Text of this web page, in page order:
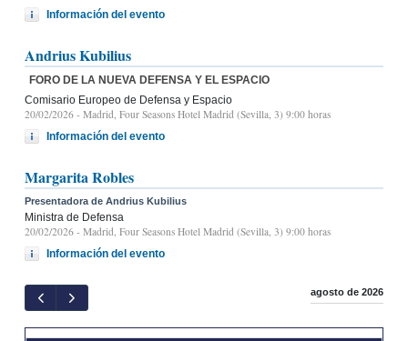
Información del evento
Andrius Kubilius
FORO DE LA NUEVA DEFENSA Y EL ESPACIO
Comisario Europeo de Defensa y Espacio
20/02/2026 - Madrid, Four Seasons Hotel Madrid (Sevilla, 3) 9:00 horas
Información del evento
Margarita Robles
Presentadora de Andrius Kubilius
Ministra de Defensa
20/02/2026 - Madrid, Four Seasons Hotel Madrid (Sevilla, 3) 9:00 horas
Información del evento
agosto de 2026